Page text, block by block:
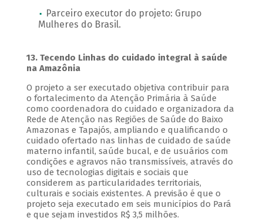
Parceiro executor do projeto: Grupo
Mulheres do Brasil.
13. Tecendo Linhas do cuidado integral à saúde
na Amazônia
O projeto a ser executado objetiva contribuir para
o fortalecimento da Atenção Primária à Saúde
como coordenadora do cuidado e organizadora da
Rede de Atenção nas Regiões de Saúde do Baixo
Amazonas e Tapajós, ampliando e qualificando o
cuidado ofertado nas linhas de cuidado de saúde
materno infantil, saúde bucal, e de usuários com
condições e agravos não transmissíveis, através do
uso de tecnologias digitais e sociais que
considerem as particularidades territoriais,
culturais e sociais existentes. A previsão é que o
projeto seja executado em seis municípios do Pará
e que sejam investidos R$ 3,5 milhões.